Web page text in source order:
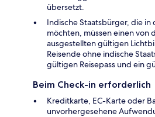
übersetzt.
Indische Staatsbürger, die
möchten, müssen einen von
ausgestellten gültigen
Reisende ohne indische
gültigen Reisepass und ein
Beim Check-in erforderlich
Kreditkarte, EC-Karte oder
unvorhergesehene